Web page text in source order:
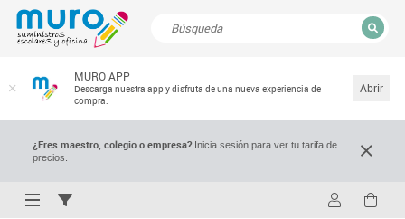
MURO APP
Descarga nuestra app y disfruta de una nueva experiencia de
compra.
Abrir
¿Eres maestro, colegio o empresa?Inicia sesión para ver tu tarifa de
precios.